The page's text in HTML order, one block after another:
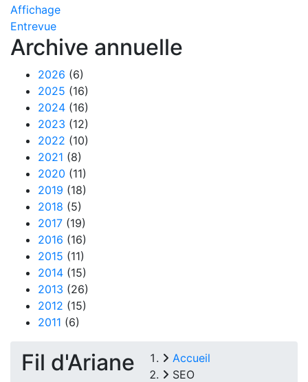
Affichage
Entrevue
Archive annuelle
2026 (6)
2025 (16)
2024 (16)
2023 (12)
2022 (10)
2021 (8)
2020 (11)
2019 (18)
2018 (5)
2017 (19)
2016 (16)
2015 (11)
2014 (15)
2013 (26)
2012 (15)
2011 (6)
Fil d'Ariane
Accueil
SEO